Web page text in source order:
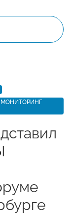
МОНИТОРИНГ